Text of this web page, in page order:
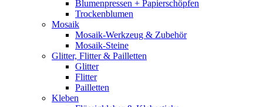
Blumenpressen + Papierschöpfen
Trockenblumen
Mosaik
Mosaik-Werkzeug & Zubehör
Mosaik-Steine
Glitter, Flitter & Pailletten
Glitter
Flitter
Pailletten
Kleben